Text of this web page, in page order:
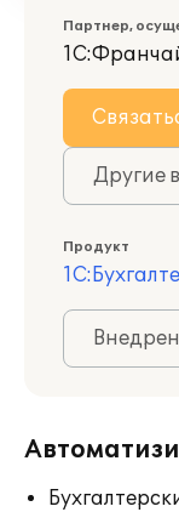
Партнер,
Другие
Продукт